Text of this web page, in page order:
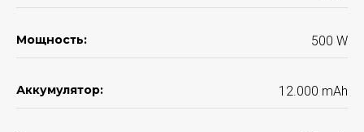
Мощность: 500 W
Аккумулятор: 12.000 mАh